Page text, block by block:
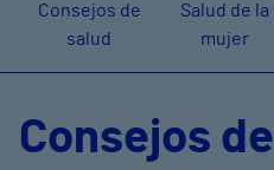
Consejos de
salud
Salud de la
mujer
Consejos de